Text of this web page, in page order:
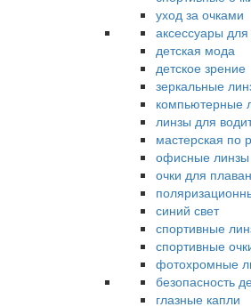
уход за очками
аксессуары для
детская мода
детское зрение
зеркальные
компьютерные
линзы для
мастерская по
офисные линзы
очки для
синий свет
спортивные
спортивные
фотохромные
безопасность
глазные капли